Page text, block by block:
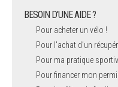
BESOIN D'UNE AIDE ?
Pour acheter un vélo !
Pour l'achat d’un
Pour ma pratique
Pour financer mon